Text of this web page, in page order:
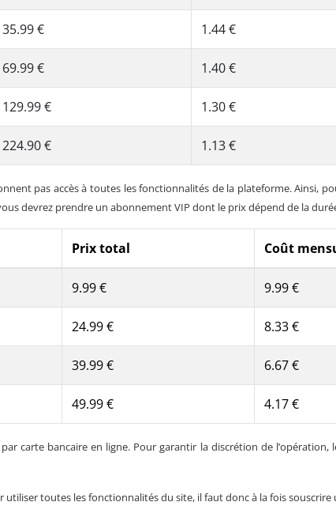
35.99 € 1.44 €
69.99 € 1.40 €
129.99 € 1.30 €
224.90 € 1.13 €
pas accès à toutes les fonctionnalités de la plateforme. Ainsi,
devrez prendre un abonnement VIP dont le prix dépend de la
Prix total Coût
9.99 € 9.99 €
24.99 € 8.33 €
39.99 € 6.67 €
49.99 € 4.17 €
carte bancaire en ligne. Pour garantir la discrétion de
utiliser toutes les fonctionnalités du site, il faut donc à la fois